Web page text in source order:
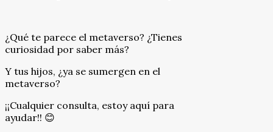
¿Qué te parece el metaverso? ¿Tienes
curiosidad por saber más?
Y tus hijos, ¿ya se sumergen en el
metaverso?
¡¡Cualquier consulta, estoy aquí para
ayudar!! 😊